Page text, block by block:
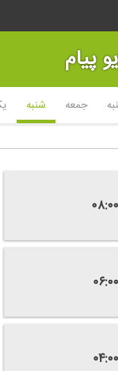
پیام
جمعه شنبه
۰۸:۰۰
۰۶:۰۰
۰۴:۰۰